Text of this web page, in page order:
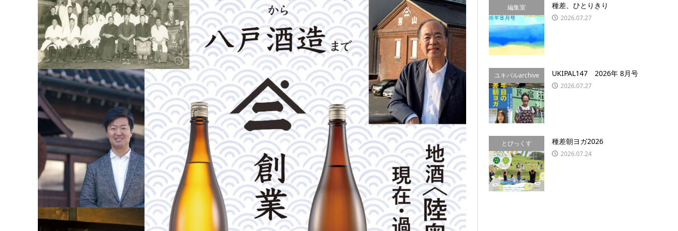
編集室 種差、ひとりきり
2026.07.27
ユキパルarchive UKIPAL147 2026年 8月号
2026.07.27
とぴっくす 種差朝ヨガ2026
2026.07.24